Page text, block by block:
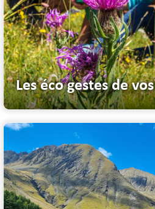
Les éco gestes de
Ensemble protégeons la nature de vos